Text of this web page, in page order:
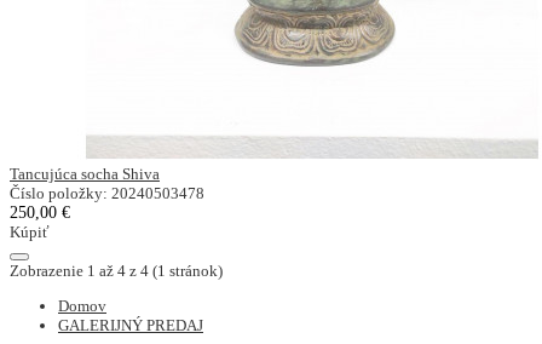
Tancujúca socha Shiva
Číslo položky: 20240503478
250,00 €
Kúpiť
Zobrazenie 1 až 4 z 4 (1 stránok)
Domov
GALERIJNÝ PREDAJ